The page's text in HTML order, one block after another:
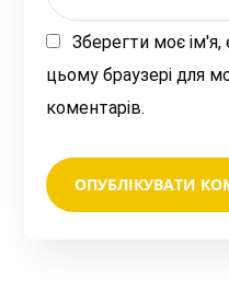
Зберегти моє ім'я,
цьому браузері для
коментарів.